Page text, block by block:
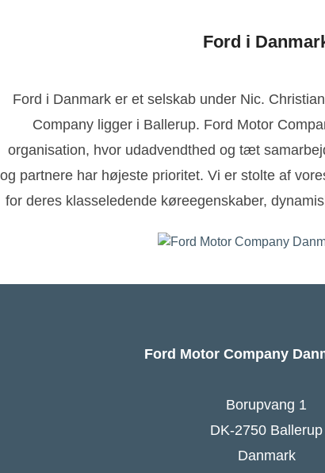
Ford i
Ford i Danmark er et selskab under Nic.
Company ligger i Ballerup. Ford Motor
organisation, hvor udadvendthed og tæt
og partnere har højeste prioritet. Vi er stolte af
for deres klasseledende køreegenskaber,
Ford Motor Company
Borupvang 1
DK-2750 Ballerup
Danmark